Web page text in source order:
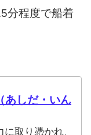
分程度で船着
あしだ・いん
取り憑かれ、